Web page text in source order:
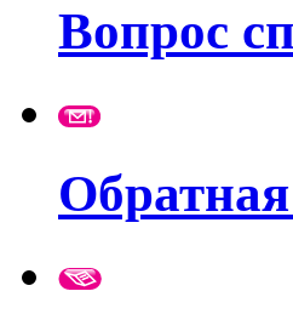
Вопрос
Обратная